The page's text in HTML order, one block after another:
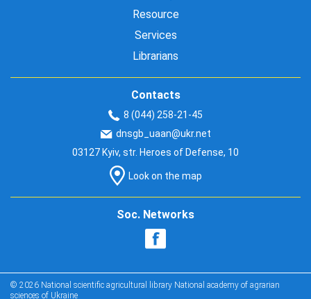
Resource
Services
Librarians
Contacts
8 (044) 258-21-45
dnsgb_uaan@ukr.net
03127 Kyiv, str. Heroes of Defense, 10
Look on the map
Soc. Networks
© 2026 National scientific agricultural library National academy of agrarian
sciences of Ukraine